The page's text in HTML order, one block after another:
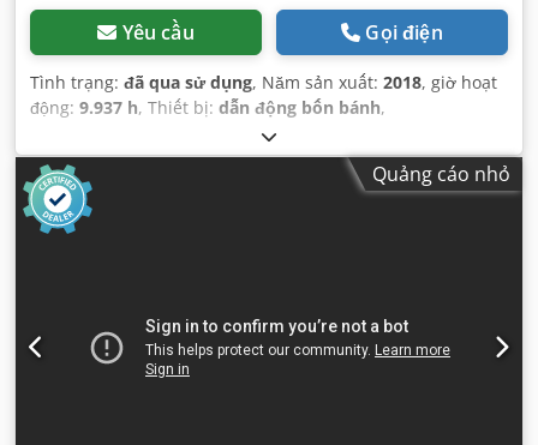
Yêu cầu Gọi điện
Tình trạng: đã qua sử dụng, Năm sản xuất: 2018, giờ hoạt
động: 9.937 h, Thiết bị: dẫn động bốn bánh,
Quảng cáo nhỏ